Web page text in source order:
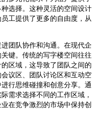
选择。这种灵活的空间设计
工提供了更多的自由度，从
团队协作和沟通。在现代企
键。传统的写字楼空间往往
区域，这导致了团队之间的
议区、团队讨论区和互动空
行思维碰撞和创意分享。通
需求选择不同的工作区域，
在竞争激烈的市场中保持创